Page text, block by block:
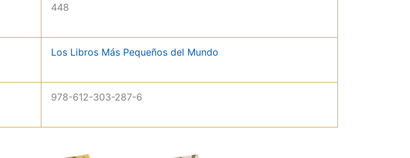
448
Los Libros Más Pequeños del Mundo
978-612-303-287-6